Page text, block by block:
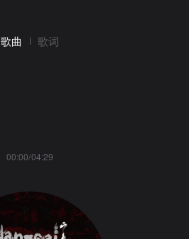
歌曲 歌词
00:00/04:29